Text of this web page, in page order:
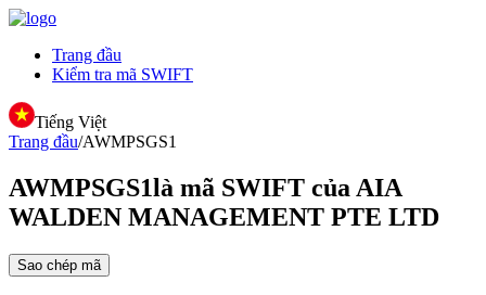
Trang đầu
Kiểm tra mã SWIFT
Tiếng Việt
Trang đầu/AWMPSGS1
AWMPSGS1là mã SWIFT của AIA
WALDEN MANAGEMENT PTE LTD
Sao chép mã